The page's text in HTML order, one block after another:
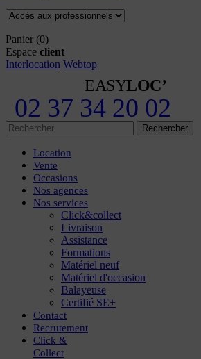
Panier (0)
Espace client
Interlocation Webtop
EASYLOC’
02 37 34 20 02
Rechercher
Location
Vente
Occasions
Nos agences
Nos services
Click&collect
Livraison
Assistance
Formations
Matériel neuf
Matériel d'occasion
Balayeuse
Certifié SE+
Contact
Recrutement
Click &
Collect